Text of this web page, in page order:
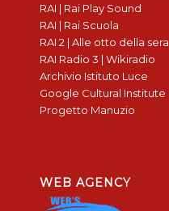
RAI | Rai Play Sound
RAI | Rai Scuola
RAI 2 | Alle otto della sera
RAI Radio 3 | Wikiradio
Archivio Istituto Luce
Google Cultural Institute
Progetto Manuzio
WEB AGENCY